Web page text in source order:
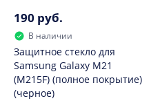
190 руб.
В наличии
Защитное стекло для
Samsung Galaxy M21
(M215F) (полное покрытие)
(черное)